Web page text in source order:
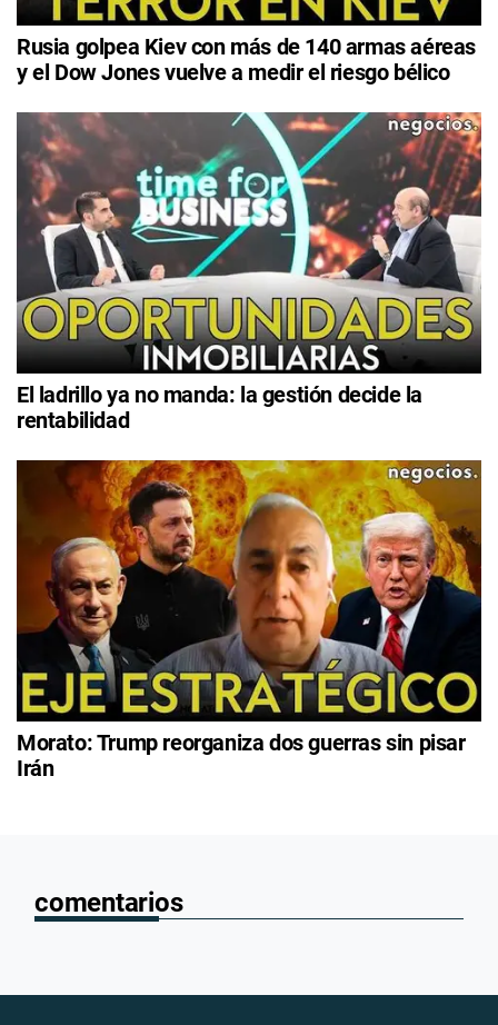
Rusia golpea Kiev con más de 140 armas aéreas
y el Dow Jones vuelve a medir el riesgo bélico
El ladrillo ya no manda: la gestión decide la
rentabilidad
Morato: Trump reorganiza dos guerras sin pisar
Irán
comentarios